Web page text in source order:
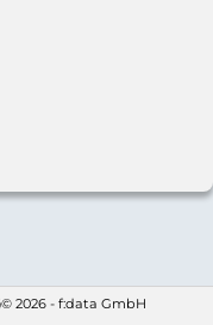
© 2026 - f:data GmbH